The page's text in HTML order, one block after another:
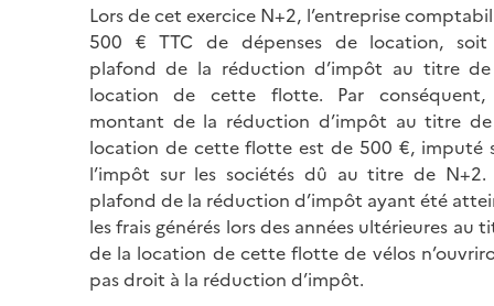
Lors de cet exercice N+2, l’entreprise
500 € TTC de dépenses de location,
plafond de la réduction d’impôt au titre
location de cette flotte. Par
montant de la réduction d’impôt au titre
location de cette flotte est de 500 €, imputé
l’impôt sur les sociétés dû au titre de N+2.
plafond de la réduction d’impôt ayant été
les frais générés lors des années ultérieures au
de la location de cette flotte de vélos
pas droit à la réduction d’impôt.